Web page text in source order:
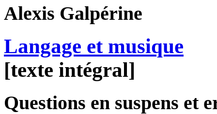
Alexis Galpérine
Langage et musique
[texte intégral]
Questions en suspens et